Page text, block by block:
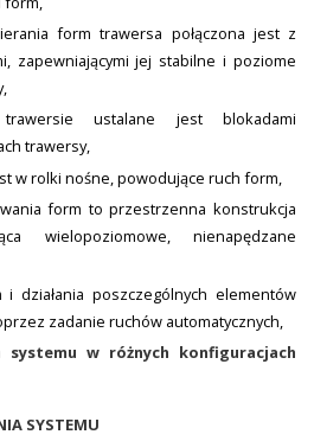
form trawersa połączona jest z
zapewniającymi jej stabilne i poziome
ustalane jest blokadami
trawersy,
w rolki nośne, powodujące ruch form,
form to przestrzenna konstrukcja
wielopoziomowe, nienapędzane
działania poszczególnych elementów
zadanie ruchów automatycznych,
systemu w różnych konfiguracjach
SYSTEMU